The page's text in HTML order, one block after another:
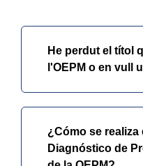
He perdut el títol
l'OEPM o en vull
¿Cómo se
Diagnóstico de